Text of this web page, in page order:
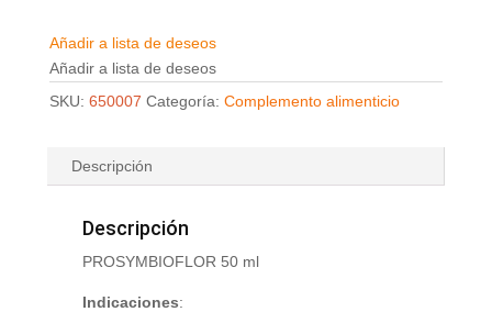
Añadir a lista de deseos
Añadir a lista de deseos
SKU: 650007 Categoría: Complemento alimenticio
Descripción
Descripción
PROSYMBIOFLOR 50 ml
Indicaciones: